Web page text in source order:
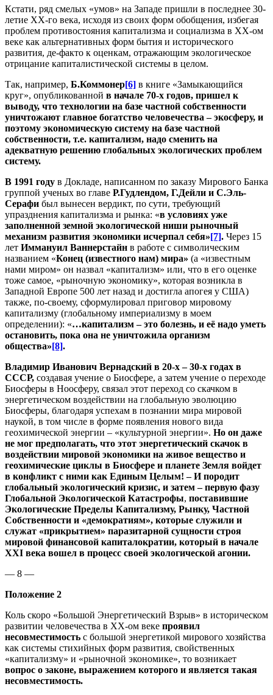
Кстати, ряд смелых «умов» на Западе пришли в последнее 30-
летие ХХ-го века, исходя из своих форм обобщения, избегая
проблем противостояния капитализма и социализма в ХХ-ом
веке как альтернативных форм бытия и исторического
развития, де-факто к оценкам, отражающим экологическое
отрицание капиталистической системы в целом.
Так, например, Б.Коммонер[6] в книге «Замыкающийся
круг», опубликованной в начале 70-х годов, пришел к
выводу, что технологии на базе частной собственности
уничтожают главное богатство человечества – экосферу, и
поэтому экономическую систему на базе частной
собственности, т.е. капитализм, надо сменить на
адекватную решению глобальных экологических проблем
систему.
В 1991 году в Докладе, написанном по заказу Мирового Банка
группой ученых во главе Р.Гудлендом, Г.Дейли и С.Эль-
Серафи был вынесен вердикт, по сути, требующий
упразднения капитализма и рынка: «в условиях уже
заполненной земной экологической ниши рыночный
механизм развития экономики исчерпал себя»[7]. Через 15
лет Иммануил Ваннерстайн в работе с символическим
названием «Конец (известного нам) мира» (а «известным
нами миром» он назвал «капитализм» или, что в его оценке
тоже самое, «рыночную экономику», которая возникла в
Западной Европе 500 лет назад и достигла апогея у США)
также, по-своему, сформулировал приговор мировому
капитализму (глобальному империализму в моем
определении): «…капитализм – это болезнь, и её надо уметь
остановить, пока она не уничтожила организм
общества»[8].
Владимир Иванович Вернадский в 20-х – 30-х годах в
СССР, создавая учение о Биосфере, а затем учение о переходе
Биосферы в Ноосферу, связал этот переход со скачком в
энергетическом воздействии на глобальную эволюцию
Биосферы, благодаря успехам в познании мира мировой
наукой, в том числе в форме появления нового вида
геохимической энергии – «культурной энергии». Но он даже
не мог предполагать, что этот энергетический скачок в
воздействии мировой экономики на живое вещество и
геохимические циклы в Биосфере и планете Земля войдет
в конфликт с ними как Единым Целым! –И породит
глобальный экологический кризис, и затем – первую фазу
Глобальной Экологической Катастрофы, поставившие
Экологические Пределы Капитализму, Рынку, Частной
Собственности и «демократиям», которые служили и
служат «прикрытием» паразитарной сущности строя
мировой финансовой капиталократии, который в начале
XXI века вошел в процесс своей экологической агонии.
— 8 —
Положение 2
Коль скоро «Большой Энергетический Взрыв» в историческом
развитии человечества в ХХ-ом веке проявил
несовместимость с большой энергетикой мирового хозяйства
как системы стихийных форм развития, свойственных
«капитализму» и «рыночной экономике», то возникает
вопрос о законе, выражением которого и является такая
несовместимость.